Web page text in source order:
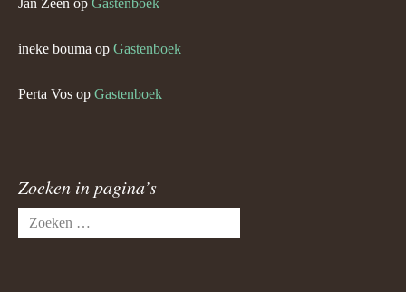
Jan Zeen op Gastenboek
ineke bouma op Gastenboek
Perta Vos op Gastenboek
Zoeken in pagina’s
Zoeken
naar: